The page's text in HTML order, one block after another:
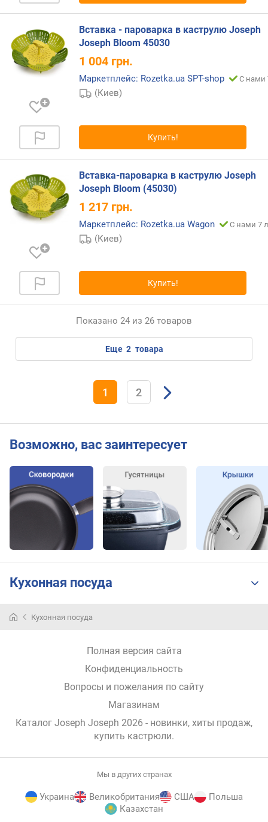
(
м
м
)
е
г
)
Вставка - пароварка в каструлю Joseph
Joseph Bloom 45030
1 004 грн.
Маркетплейс: Rozetka.ua SPT-shop С нами
(Киев)
Купить!
Вставка-пароварка в каструлю Joseph
Joseph Bloom (45030)
1 217 грн.
Маркетплейс: Rozetka.ua Wagon С нами 7
(Киев)
Купить!
Показано 24 из 26 товаров
еще 2 товара
1 2
Возможно, вас заинтересует
Кухонная посуда
Кухонная посуда
Полная версия сайта
Конфиденциальность
Вопросы и пожелания по сайту
Магазинам
Каталог Joseph Joseph 2026 - новинки, хиты продаж,
купить кастрюли.
Мы в других странах
Украина Великобритания США
Польша
Казахстан